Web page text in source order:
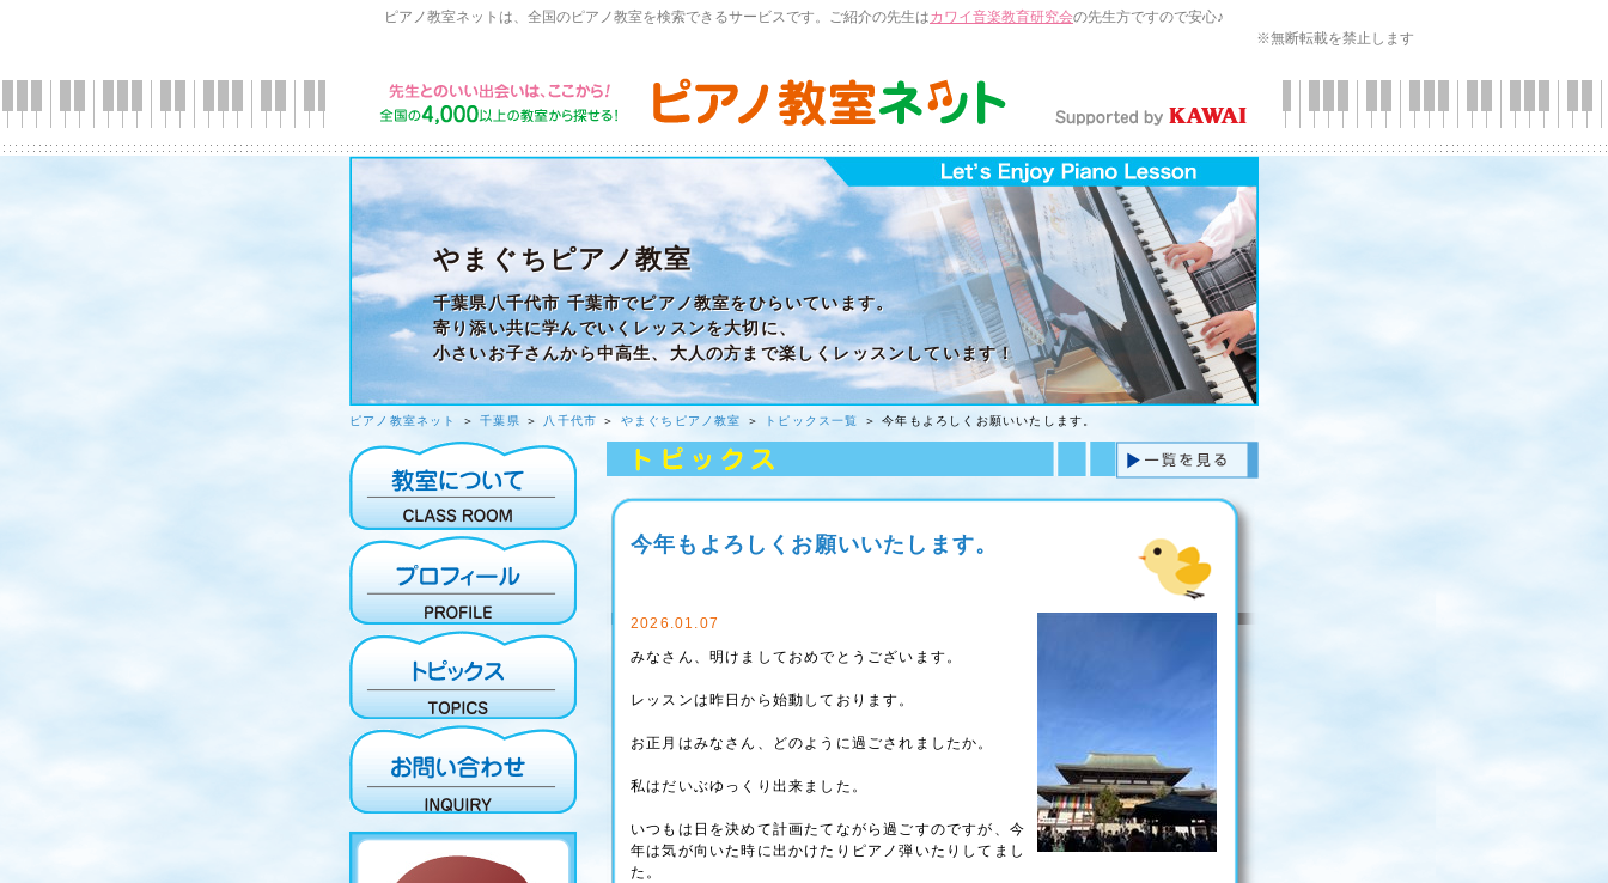
ピアノ教室ネットは、全国のピアノ教室を検索できるサービスです。ご紹介の先生はカワイ音楽教育研究会の先生方ですので安心♪
※無断転載を禁止します
やまぐちピアノ教室
千葉県八千代市 千葉市でピアノ教室をひらいています。
寄り添い共に学んでいくレッスンを大切に、
小さいお子さんから中高生、大人の方まで楽しくレッスンしています！
ピアノ教室ネット ＞千葉県 ＞ 八千代市 ＞ やまぐちピアノ教室 ＞ トピックス一覧 ＞ 今年もよろしくお願いいたします。
今年もよろしくお願いいたします。
2026.01.07
みなさん、明けましておめでとうございます。
レッスンは昨日から始動しております。
お正月はみなさん、どのように過ごされましたか。
私はだいぶゆっくり出来ました。
いつもは日を決めて計画たてながら過ごすのですが、今
年は気が向いた時に出かけたりピアノ弾いたりしてまし
た。